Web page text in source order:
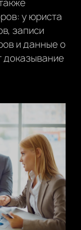
у юриста
записи
и данные о
доказывание